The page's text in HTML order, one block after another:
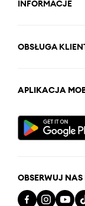
INFORMACJE
OBSŁUGA
APLIKACJA
OBSERWUJ